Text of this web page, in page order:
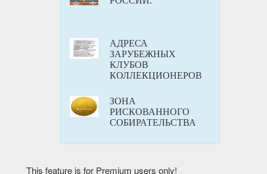
АДРЕСА
ЗАРУБЕЖНЫХ
КЛУБОВ
КОЛЛЕКЦИОНЕРОВ
ЗОНА
РИСКОВАННОГО
СОБИРАТЕЛЬСТВА
This feature is for Premium users only!